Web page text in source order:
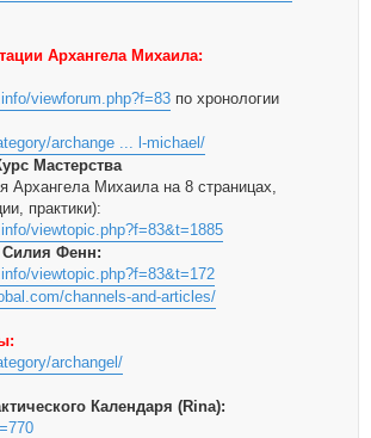
Архангела Михаила:
viewforum.php?f=83 по хронологии
archange ... l-michael/
Мастерства
Архангела Михаила на 8 страницах,
практики):
viewtopic.php?f=83&t=1885
Силия Фенн:
viewtopic.php?f=83&t=172
channels-and-articles/
archangel/
Календаря (Rina):